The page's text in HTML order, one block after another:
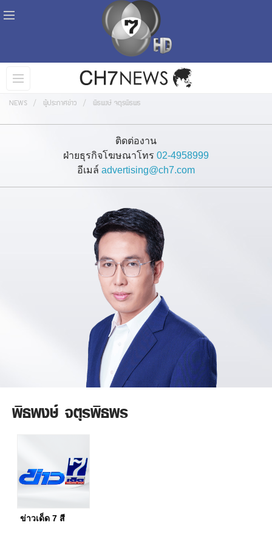
NEWS ผู้ประกาศข่าว พิธพงษ์ จตุรพิธพร
ติดต่องาน
ฝ่ายธุรกิจโฆษณาโทร 02-4958999
อีเมล์ advertising@ch7.com
พิธพงษ์ จตุรพิธพร
ข่าวเด็ด 7 สี